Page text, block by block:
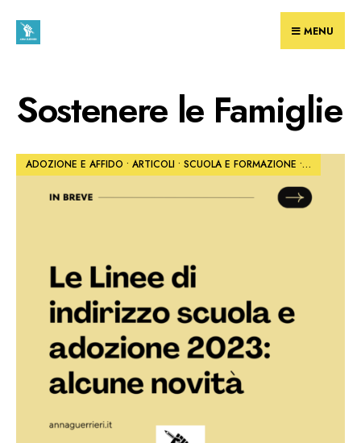
MENU
Sostenere le Famiglie
ADOZIONE E AFFIDO • ARTICOLI • SCUOLA E FORMAZIONE •